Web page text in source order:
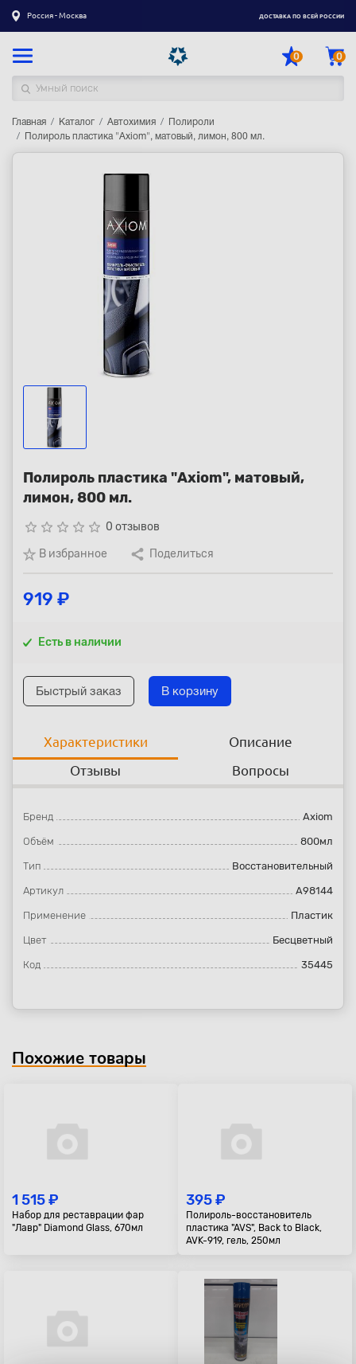
Россия - Москва ДОСТАВКА ПО ВСЕЙ РОССИИ
0 0
Каталог товаров
Оптовым и корпоративным клиентам
+7 (800) 250-15-01
Главная Каталог Автохимия
Полироли
Полироль пластика "Axiom", матовый, лимон, 800 мл.
Полироль пластика "Axiom", матовый,
лимон, 800 мл.
star_border star_border star_border star_border star_border 0 отзывов
В избранное
Поделиться
919 ₽
Есть в наличии
Быстрый заказ В корзину
Характеристики
Описание
Отзывы
Вопросы
Бренд Axiom
Объём 800мл
Тип Восстановительный
Артикул A98144
Применение Пластик
Цвет Бесцветный
Код 35445
Похожие товары
1 515 ₽
Набор для реставрации фар
"Лавр" Diamond Glass, 670мл
395 ₽
Полироль-восстановитель
пластика "AVS", Back to Black,
AVK-919, гель, 250мл